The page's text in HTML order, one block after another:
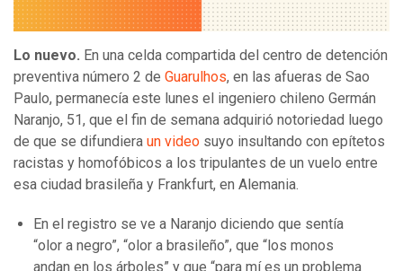
Lo nuevo. En una celda compartida del centro de detención
preventiva número 2 de Guarulhos, en las afueras de Sao
Paulo, permanecía este lunes el ingeniero chileno Germán
Naranjo, 51, que el fin de semana adquirió notoriedad luego
de que se difundiera un video suyo insultando con epítetos
racistas y homofóbicos a los tripulantes de un vuelo entre
esa ciudad brasileña y Frankfurt, en Alemania.
En el registro se ve a Naranjo diciendo que sentía
“olor a negro”, “olor a brasileño”, que “los monos
andan en los árboles” y que “para mí es un problema